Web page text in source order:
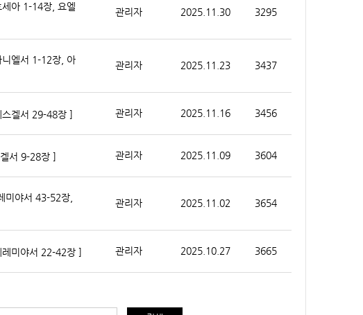
아 1-14장, 요엘
관리자 2025.11.30 3295
엘서 1-12장, 아
관리자 2025.11.23 3437
겔서 29-48장 ] 관리자 2025.11.16 3456
서 9-28장 ] 관리자 2025.11.09 3604
미야서 43-52장,
관리자 2025.11.02 3654
미야서 22-42장 ] 관리자 2025.10.27 3665